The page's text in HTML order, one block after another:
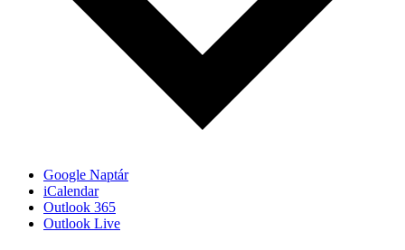
Google Naptár
iCalendar
Outlook 365
Outlook Live